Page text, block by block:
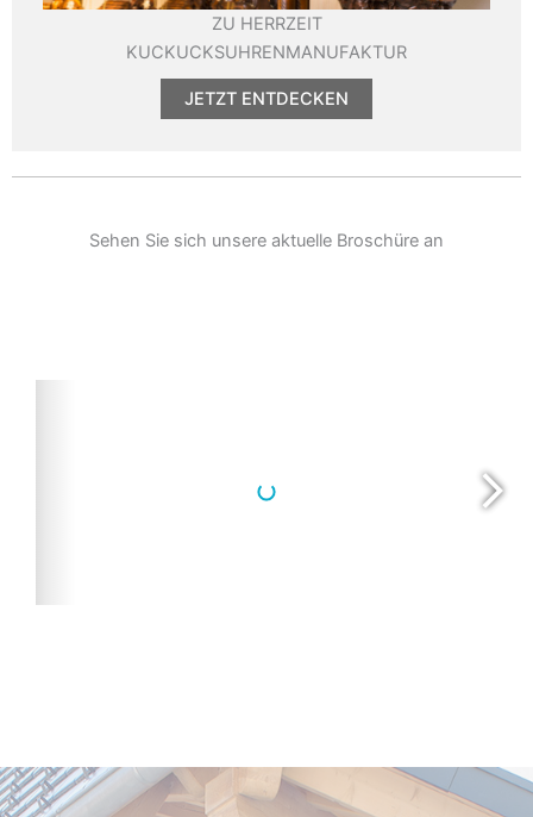
ZU HERRZEIT
KUCKUCKSUHRENMANUFAKTUR
JETZT ENTDECKEN
Sehen Sie sich unsere aktuelle Broschüre an